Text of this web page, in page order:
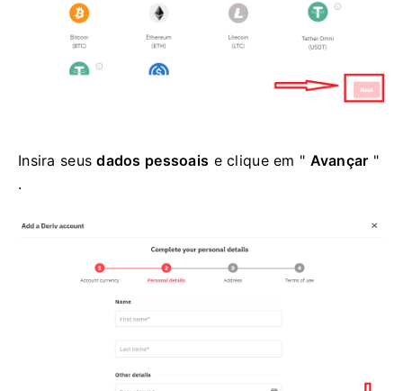
Insira seusdados pessoais e clique em " Avançar "
.